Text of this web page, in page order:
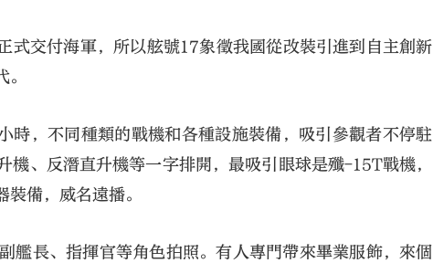
交付海軍，所以舷號17象徵我國從改裝引進到自主創新
，不同種類的戰機和各種設施裝備，吸引參觀者不停駐
、反潛直升機等一字排開，最吸引眼球是殲-15T戰機，
備，威名遠播。
艦長、指揮官等角色拍照。有人專門帶來畢業服飾，來個